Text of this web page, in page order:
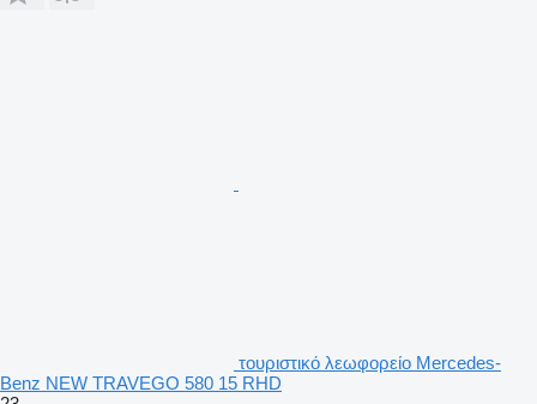
τουριστικό λεωφορείο Mercedes-
Benz NEW TRAVEGO 580 15 RHD